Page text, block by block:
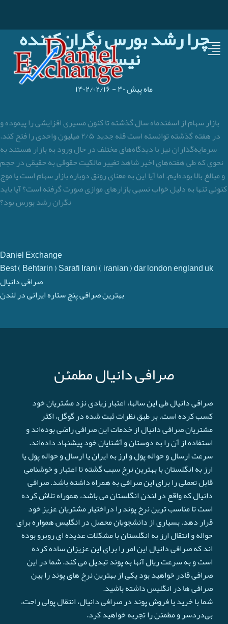
چرا رشد بورس نگران‌کننده
نیست؟
۱۴۰۲/۰۲/۱۶- ۴۰ ماه پیش
بازار سهام از اسفندماه سال گذشته تا کنون مسیری افزایشی را پیموده و
در هفته گذشته توانسته است قله جدید ۲/۵ میلیون واحدی را فتح کند.
سرمایه‌گذاران نیز با دیدگاه‌های مختلف در حال ورود به بازار هستند به
نحوی که طی هفته‌های اخیر شاهد تغییر مالکیت حقوقی به حقیقی در حجم
و مبالغ بالا بوده‌ایم. اما آیا این به معنای رونق دوباره بازار سهام است یا موج
کنونی تنها به دلیل خواب نسبی بازارهای موازی صورت گرفته است؟ آیا باید
نگران رشد بورس بود؟
Daniel Exchange
Best ( Behtarin ) Sarafi Irani ( iranian ) dar london england uk
صرافی دانیال
بهترین صرافی پنج ستاره ایرانی در لندن
صرافی دانیال مطمئن
صرافی دانیال طی این سالها، اعتبار زیادی نزد مشتریان خود
کسب کرده است. بر طبق نظرات ثبت شده در گوگل، اکثر
مشتریان صرافی دانیال از خدمات این صرافی راضی بوده‌اند و
استفاده از آن را به دوستان و آشنایان خود پیشنهاد داده‌اند.
سرعت ارسال و حواله پول و ارز به ایران یا ارسال و حواله پول یا
ارز به انگلستان با بهترین نرخ سبب گشته تا اعتبار و خوشنامی
قابل تعملی را برای این صرافی به همراه داشته باشد. صرافی
دانیال که واقع در لندن انگلستان می باشد، هموراه تلاش کرده
است تا مناسب ترین نرخ پوند را دراختیار مشتریان عزیز خود
قرار دهد. بسیاری از دانشجویان محصل در انگلیس همواره برای
حواله و انتقال ارز به انگلستان با مشکلات عدیده ای روبرو بوده
اند که صرافی دانیال این امر را برای این عزیزان ساده کرده
است و به سرعت ريال آنها به پوند تبدیل می کند. شما در این
صرافی قادر خواهید بود یکی از بهترین نرخ های پوند را بین
صرافی ها در انگلیس داشته باشید.
شما با خرید یا فروش پوند در صرافی دانیال، انتقال پولی راحت،
بی‌دردسر و مطمئن را تجربه خواهید کرد.